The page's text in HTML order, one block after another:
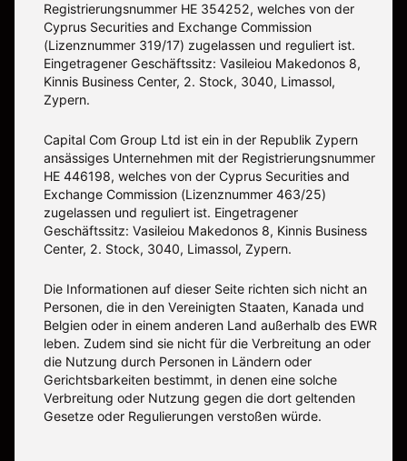
Registrierungsnummer HE 354252, welches von der
Cyprus Securities and Exchange Commission
(Lizenznummer 319/17) zugelassen und reguliert ist.
Eingetragener Geschäftssitz: Vasileiou Makedonos 8,
Kinnis Business Center, 2. Stock, 3040, Limassol,
Zypern.
Capital Com Group Ltd ist ein in der Republik Zypern
ansässiges Unternehmen mit der Registrierungsnummer
ΗΕ 446198, welches von der Cyprus Securities and
Exchange Commission (Lizenznummer 463/25)
zugelassen und reguliert ist. Eingetragener
Geschäftssitz: Vasileiou Makedonos 8, Kinnis Business
Center, 2. Stock, 3040, Limassol, Zypern.
Die Informationen auf dieser Seite richten sich nicht an
Personen, die in den Vereinigten Staaten, Kanada und
Belgien oder in einem anderen Land außerhalb des EWR
leben. Zudem sind sie nicht für die Verbreitung an oder
die Nutzung durch Personen in Ländern oder
Gerichtsbarkeiten bestimmt, in denen eine solche
Verbreitung oder Nutzung gegen die dort geltenden
Gesetze oder Regulierungen verstoßen würde.